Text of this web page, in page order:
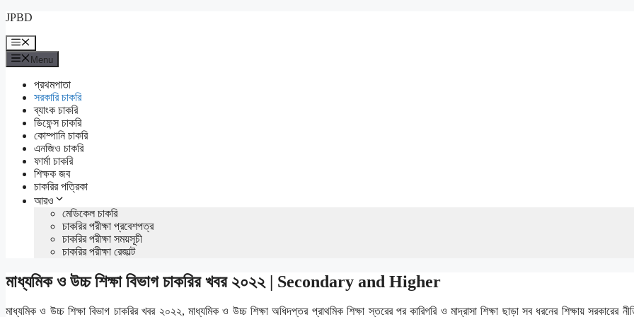
Skip
content
JPBD
Menu
Menu
প্রথমপাতা
সরকারি চাকরি
ব্যাংক চাকরি
ডিফেন্স চাকরি
কোম্পানি চাকরি
এনজিও চাকরি
ফার্মা চাকরি
শিক্ষক জব
চাকরির পত্রিকা
আরও
মেডিকেল চাকরি
চাকরির পরীক্ষা প্রবেশপত্র
চাকরির পরীক্ষা সময়সূচী
চাকরির পরীক্ষা রেজাল্ট
মাধ্যমিক ও উচ্চ শিক্ষা বিভাগ চাকরির খবর ২০২২ | Secondary and Higher
মাধ্যমিক ও উচ্চ শিক্ষা বিভাগ চাকরির খবর ২০২২, মাধ্যমিক ও উচ্চ শিক্ষা অধিদপ্তর প্রাথমিক শিক্ষা স্তরের পর কারিগরি ও মাদ্রাসা শিক্ষা ছাড়া সব ধরনের শিক্ষায় সরকারের